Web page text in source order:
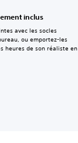
inclus
avec les socles
ou emportez-les
heures de son réaliste en